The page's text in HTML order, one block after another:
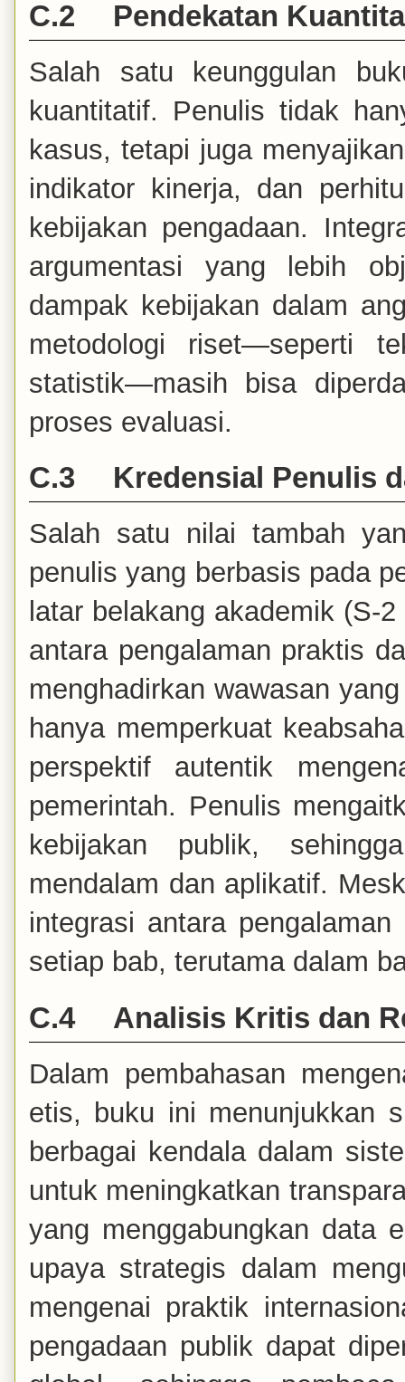
C.2 Pendekatan
Salah satu keunggulan
kuantitatif. Penulis tidak
kasus, tetapi juga
indikator kinerja, dan
kebijakan pengadaan.
argumentasi yang lebih
dampak kebijakan dalam
metodologi riset—seperti
statistik—masih bisa
proses evaluasi.
C.3 Kredensial Penulis
Salah satu nilai tambah
penulis yang berbasis pada
latar belakang akademik (S-
antara pengalaman praktis
menghadirkan wawasan
hanya memperkuat
perspektif autentik
pemerintah. Penulis
kebijakan publik,
mendalam dan aplikatif.
integrasi antara
setiap bab, terutama dalam
C.4 Analisis Kritis dan
Dalam pembahasan
etis, buku ini menunjukkan
berbagai kendala dalam
untuk meningkatkan
yang menggabungkan data
upaya strategis dalam
mengenai praktik
pengadaan publik dapat